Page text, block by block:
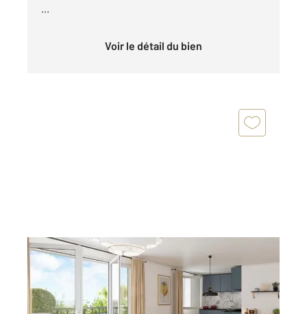
...
Voir le détail du bien
ROANNE 42
42 m , 2 pièces
Appartement F2 à vendre